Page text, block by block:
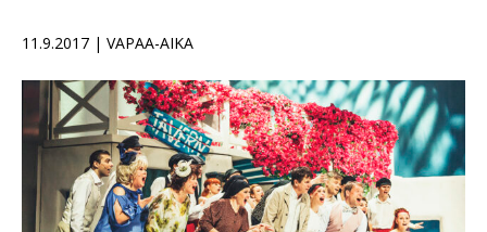
11.9.2017 | VAPAA-AIKA